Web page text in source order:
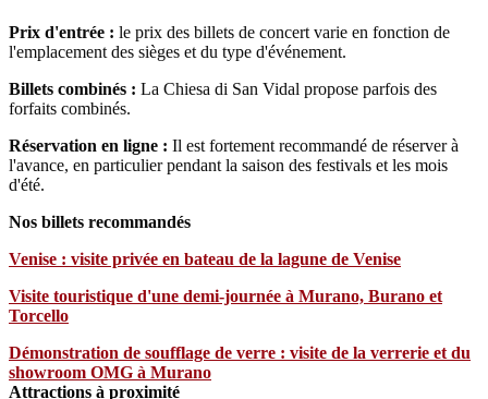
Prix d'entrée : le prix des billets de concert varie en fonction de
l'emplacement des sièges et du type d'événement.
Billets combinés : La Chiesa di San Vidal propose parfois des
forfaits combinés.
Réservation en ligne : Il est fortement recommandé de réserver à
l'avance, en particulier pendant la saison des festivals et les mois
d'été.
Nos billets recommandés
Venise : visite privée en bateau de la lagune de Venise
Visite touristique d'une demi-journée à Murano, Burano et
Torcello
Démonstration de soufflage de verre : visite de la verrerie et du
showroom OMG à Murano
Attractions à proximité